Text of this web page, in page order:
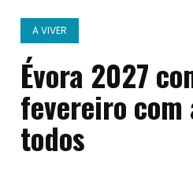
A VIVER
Évora 2027
fevereiro
todos